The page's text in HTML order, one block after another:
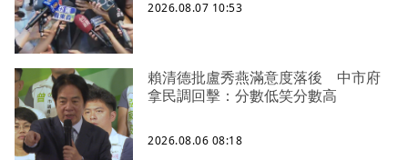
2026.08.07 10:53
賴清德批盧秀燕滿意度落後 中市府
拿民調回擊：分數低笑分數高
2026.08.06 08:18